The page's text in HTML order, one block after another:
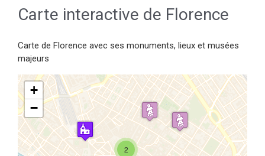
Carte interactive de Florence
Carte de Florence avec ses monuments, lieux et musées
majeurs
2
+
−